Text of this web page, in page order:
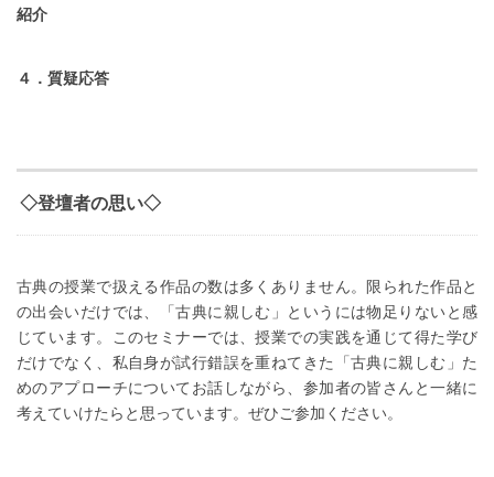
紹介
４．質疑応答
◇登壇者の思い◇
古典の授業で扱える作品の数は多くありません。限られた作品と
の出会いだけでは、「古典に親しむ」というには物足りないと感
じています。このセミナーでは、授業での実践を通じて得た学び
だけでなく、私自身が試行錯誤を重ねてきた「古典に親しむ」た
めのアプローチについてお話しながら、参加者の皆さんと一緒に
考えていけたらと思っています。ぜひご参加ください。